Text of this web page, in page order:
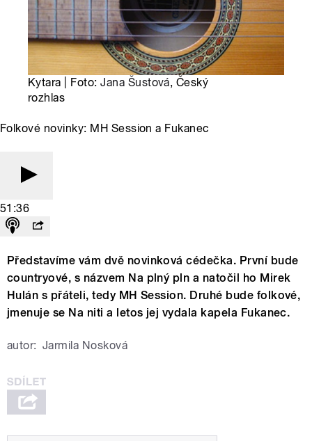
Kytara | Foto:Jana Šustová, Český
rozhlas
Folkové novinky: MH Session a Fukanec
51:36
Představíme vám dvě novinková cédečka. První bude
countryové, s názvem Na plný pln a natočil ho Mirek
Hulán s přáteli, tedy MH Session. Druhé bude folkové,
jmenuje se Na niti a letos jej vydala kapela Fukanec.
autor: Jarmila Nosková